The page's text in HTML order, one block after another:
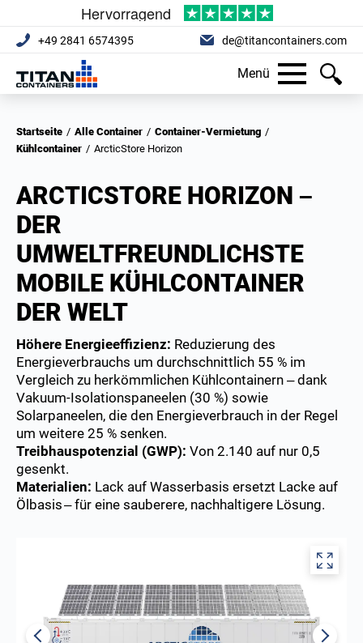
+49 2841 6574395 de@titancontainers.com
Menü
Startseite / Alle Container / Container-Vermietung /
Kühlcontainer / ArcticStore Horizon
ARCTICSTORE HORIZON –
DER
UMWELTFREUNDLICHSTE
MOBILE KÜHLCONTAINER
DER WELT
Höhere Energieeffizienz: Reduzierung des
Energieverbrauchs um durchschnittlich 55 % im
Vergleich zu herkömmlichen Kühlcontainern – dank
Vakuum-Isolationspaneelen (30 %) sowie
Solarpaneelen, die den Energieverbrauch in der Regel
um weitere 25 % senken.
Treibhauspotenzial (GWP): Von 2.140 auf nur 0,5
gesenkt.
Materialien: Lack auf Wasserbasis ersetzt Lacke auf
Ölbasis – für eine sauberere, nachhaltigere Lösung.